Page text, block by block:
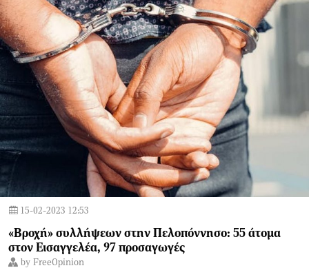
15-02-2023 12:53
«Βροχή» συλλήψεων στην Πελοπόννησο: 55 άτομα
στον Εισαγγελέα, 97 προσαγωγές
by FreeOpinion